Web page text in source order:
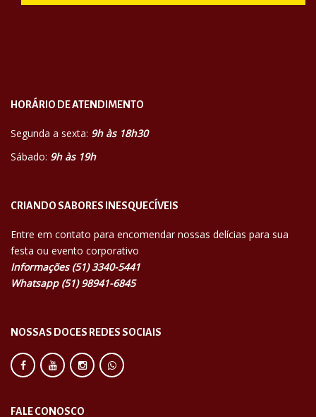
HORÁRIO DE ATENDIMENTO
Segunda a sexta: 9h às 18h30
Sábado: 9h às 19h
CRIANDO SABORES INESQUECÍVEIS
Entre em contato para encomendar nossas delícias para sua
festa ou evento corporativo
Informações (51) 3340-5441
Whatsapp (51) 98941-6845
NOSSAS DOCES REDES SOCIAIS
FALE CONOSCO